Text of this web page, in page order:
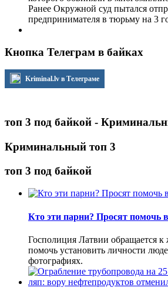
Ранее Окружной суд пытался
предпринимателя в тюрьму на 3
Кнопка Телеграм в байках
Kriminal.lv в Телеграме
топ 3 под байкой -
Криминальный топ 3
топ 3 под байкой
Кто эти парни? Просят помочь
Госполиция Латвии обращается к
помочь установить личности
фотографиях.